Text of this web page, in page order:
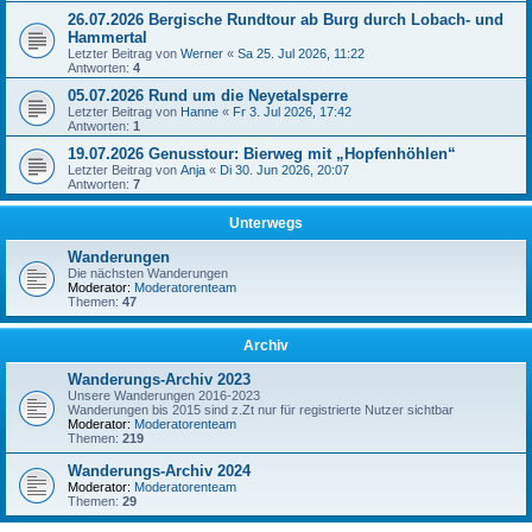
26.07.2026 Bergische Rundtour ab Burg durch Lobach- und
Hammertal
Letzter Beitrag von Werner « Sa 25. Jul 2026, 11:22
Antworten: 4
05.07.2026 Rund um die Neyetalsperre
Letzter Beitrag von Hanne « Fr 3. Jul 2026, 17:42
Antworten: 1
19.07.2026 Genusstour: Bierweg mit „Hopfenhöhlen“
Letzter Beitrag von Anja « Di 30. Jun 2026, 20:07
Antworten: 7
Unterwegs
Wanderungen
Die nächsten Wanderungen
Moderator: Moderatorenteam
Themen: 47
Archiv
Wanderungs-Archiv 2023
Unsere Wanderungen 2016-2023
Wanderungen bis 2015 sind z.Zt nur für registrierte Nutzer sichtbar
Moderator: Moderatorenteam
Themen: 219
Wanderungs-Archiv 2024
Moderator: Moderatorenteam
Themen: 29